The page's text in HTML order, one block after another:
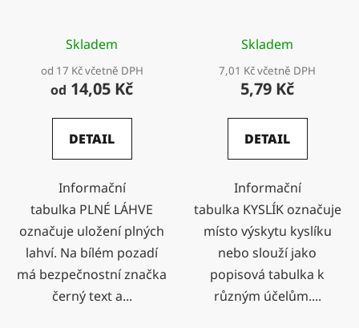
Skladem
od 17 Kč včetně DPH
od 14,05 Kč
DETAIL
Informační
tabulka PLNÉ LÁHVE
označuje uložení plných
lahví. Na bílém pozadí
má bezpečnostní značka
černý text a...
Skladem
7,01 Kč včetně DPH
5,79 Kč
DETAIL
Informační
tabulka KYSLÍK označuje
místo výskytu kyslíku
nebo slouží jako
popisová tabulka k
různým účelům....